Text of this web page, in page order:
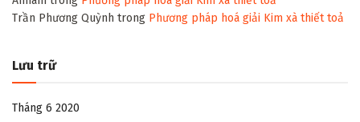
Trần Phương Quỳnh trong Phương pháp hoá giải Kim xà thiết toả
Lưu trữ
Tháng 6 2020